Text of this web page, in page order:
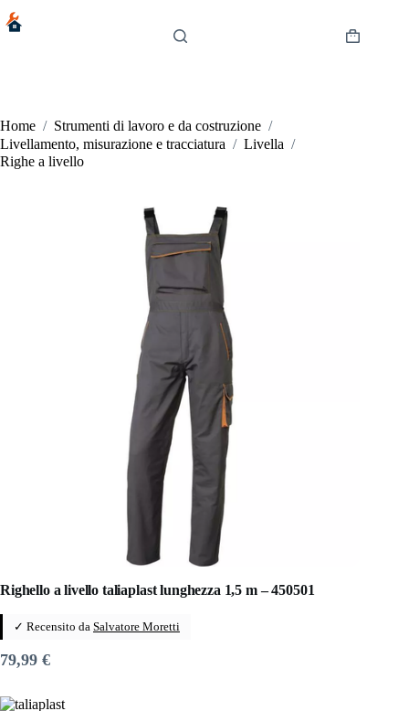
al
Carrello
Home / Strumenti di lavoro e da costruzione /
Livellamento, misurazione e tracciatura / Livella /
Righe a livello
Righello a livello taliaplast lunghezza 1,5 m – 450501
✓ Recensito da Salvatore Moretti
79,99 €